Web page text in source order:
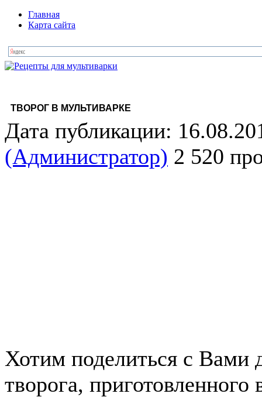
Главная
Карта сайта
ТВОРОГ В МУЛЬТИВАРКЕ
Дата публикации:
(Администратор) 2 520
Хотим поделиться с Вами
творога, приготовленного